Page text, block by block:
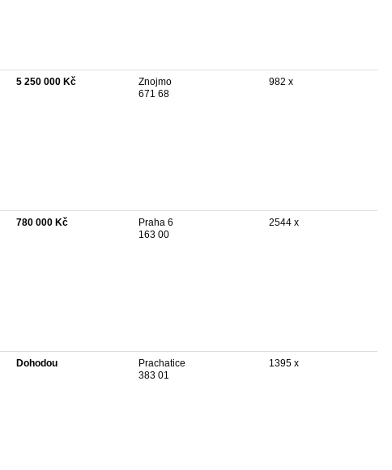
5 250 000 Kč
Znojmo
671 68
982 x
780 000 Kč
Praha 6
163 00
2544 x
Dohodou
Prachatice
383 01
1395 x